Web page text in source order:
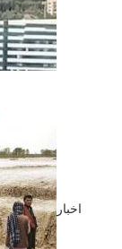
اخبار